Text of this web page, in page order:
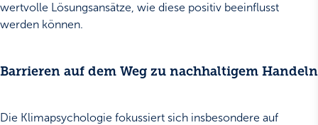
wertvolle Lösungsansätze, wie diese positiv beeinflusst
werden können.
Barrieren auf dem Weg zu nachhaltigem Handeln
Die Klimapsychologie fokussiert sich insbesondere auf